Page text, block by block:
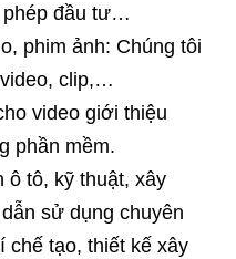
phép đầu tư…
phim ảnh: Chúng tôi
clip,…
video giới thiệu
phần mềm.
ô tô, kỹ thuật, xây
sử dụng chuyên
chế tạo, thiết kế xây